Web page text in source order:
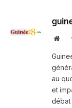
au
et
débat